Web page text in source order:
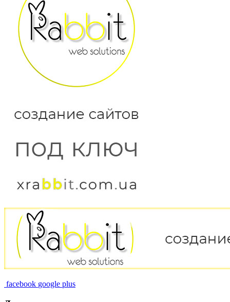
facebook google plus